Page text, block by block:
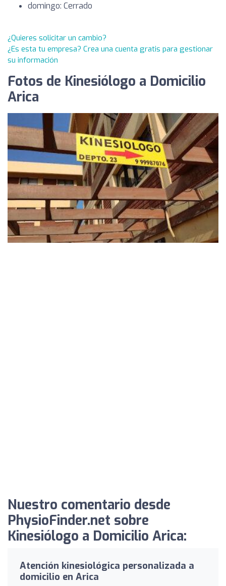
domingo: Cerrado
¿Quieres solicitar un cambio?
¿Es esta tu empresa? Crea una cuenta gratis para gestionar
su información
Fotos de Kinesiólogo a Domicilio
Arica
Nuestro comentario desde
PhysioFinder.net sobre
Kinesiólogo a Domicilio Arica:
Atención kinesiológica personalizada a
domicilio en Arica